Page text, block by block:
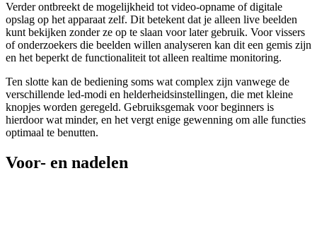
Verder ontbreekt de mogelijkheid tot video-opname of digitale
opslag op het apparaat zelf. Dit betekent dat je alleen live beelden
kunt bekijken zonder ze op te slaan voor later gebruik. Voor vissers
of onderzoekers die beelden willen analyseren kan dit een gemis zijn
en het beperkt de functionaliteit tot alleen realtime monitoring.
Ten slotte kan de bediening soms wat complex zijn vanwege de
verschillende led-modi en helderheidsinstellingen, die met kleine
knopjes worden geregeld. Gebruiksgemak voor beginners is
hierdoor wat minder, en het vergt enige gewenning om alle functies
optimaal te benutten.
Voor- en nadelen